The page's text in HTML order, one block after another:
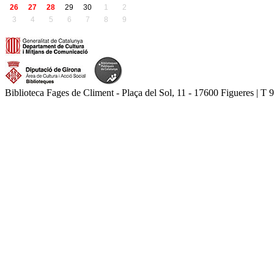
26
27 28 29 30 1
2
3
4 5 6 7 8 9
Biblioteca Fages de Climent - Plaça del Sol, 11 - 17600 Figueres |